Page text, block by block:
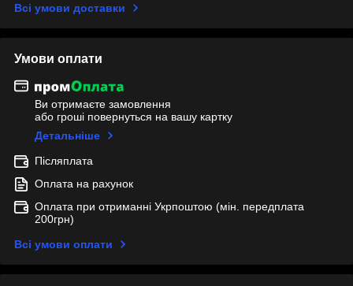
Всі умови доставки
Умови оплати
Ви отримаєте замовлення
або гроші повернуться на вашу картку
Детальніше
Післяплата
Оплата на рахунок
Оплата при отриманні Укрпоштою (мін. передплата
200грн)
Всі умови оплати